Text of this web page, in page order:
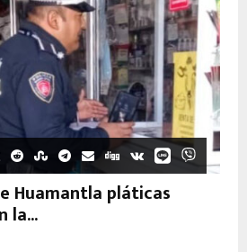
Huamantla pláticas
la...